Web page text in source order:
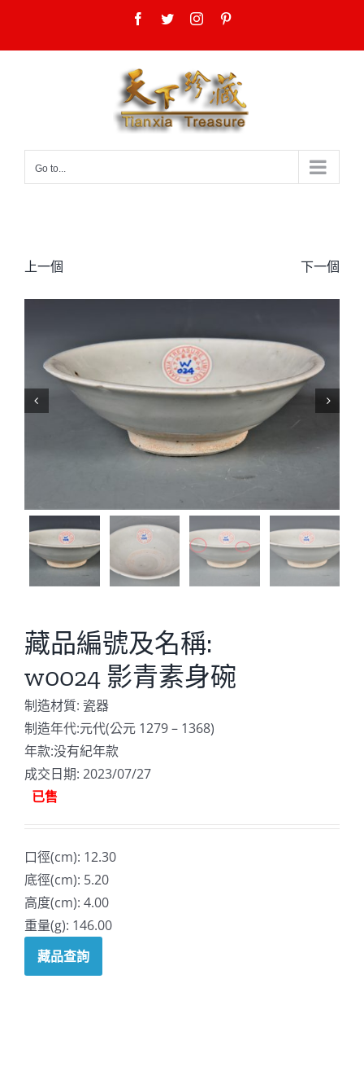
content
Facebook
TwitterInstagram
Go to...
上一個 下一個
 
藏品編號及名稱:
w0024 影青素身碗
制造材質: 瓷器
制造年代:元代(公元 1279 – 1368)
年款:没有紀年款
成交日期: 2023/07/27
已售
口徑(cm): 12.30
底徑(cm): 5.20
高度(cm): 4.00
重量(g): 146.00
藏品查詢